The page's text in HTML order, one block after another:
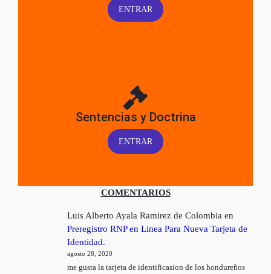
ENTRAR
Sentencias y Doctrina
ENTRAR
COMENTARIOS
Luis Alberto Ayala Ramirez de Colombiaen
Preregistro RNP en Linea Para Nueva Tarjeta de
Identidad.
agosto 28, 2020
me gusta la tarjeta de identificasion de los hondureños